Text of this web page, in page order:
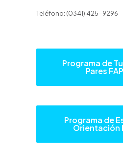
Teléfono: (0341) 425-9296
Programa de
Pares
Programa de
Orientación